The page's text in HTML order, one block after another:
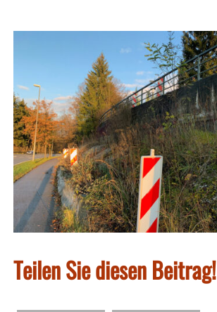
Teilen Sie diesen Beitrag!